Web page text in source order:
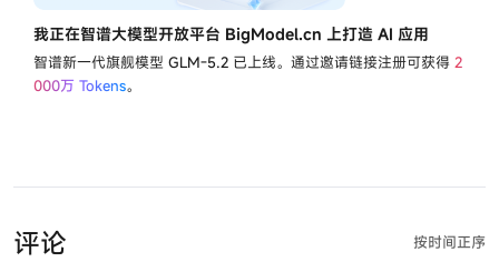
我正在智谱大模型开放平台 BigModel.cn 上打造 AI 应用
智谱新一代旗舰模型 GLM-5.2 已上线。通过邀请链接注册可获得 2
000万 Tokens。
评论 按时间正序